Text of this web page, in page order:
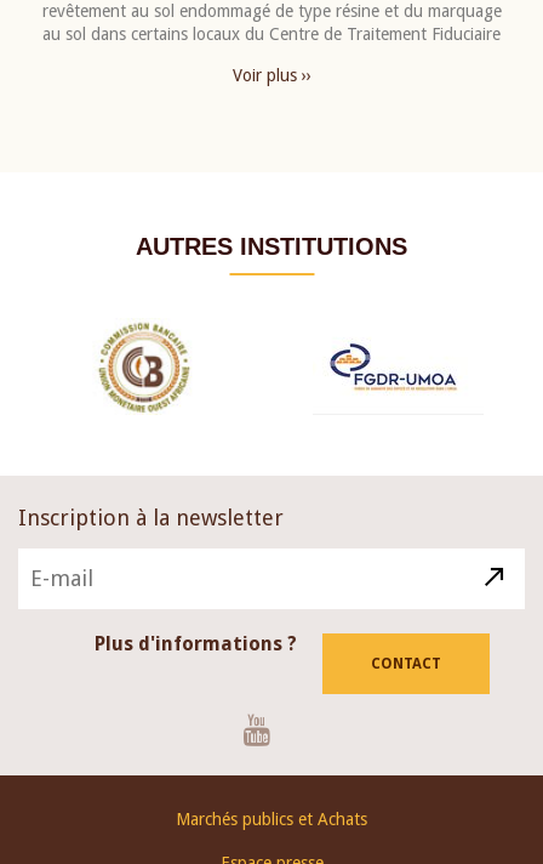
revêtement au sol endommagé de type résine et du marquage
au sol dans certains locaux du Centre de Traitement Fiduciaire
Voir plus ››
AUTRES INSTITUTIONS
Inscription à la newsletter
Plus d'informations ?
CONTACT
Marchés publics et Achats